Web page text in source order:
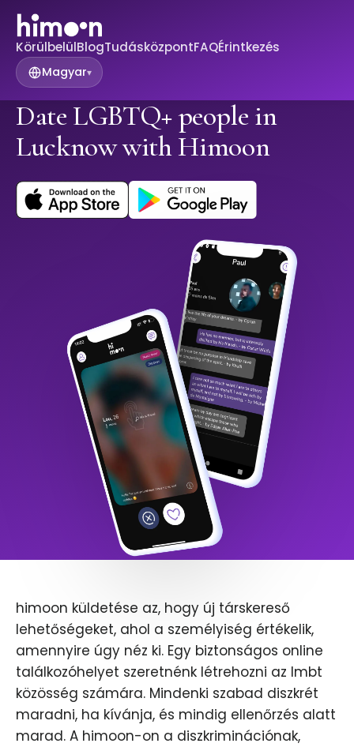
KörülbelülBlogTudásközpontFAQÉrintkezés
Magyar▾
Date LGBTQ+ people in
Lucknow with Himoon
himoon küldetése az, hogy új társkereső
lehetőségeket, ahol a személyiség értékelik,
amennyire úgy néz ki. Egy biztonságos online
találkozóhelyet szeretnénk létrehozni az lmbt
közösség számára. Mindenki szabad diszkrét
maradni, ha kívánja, és mindig ellenőrzés alatt
marad. A himoon-on a diszkriminációnak,